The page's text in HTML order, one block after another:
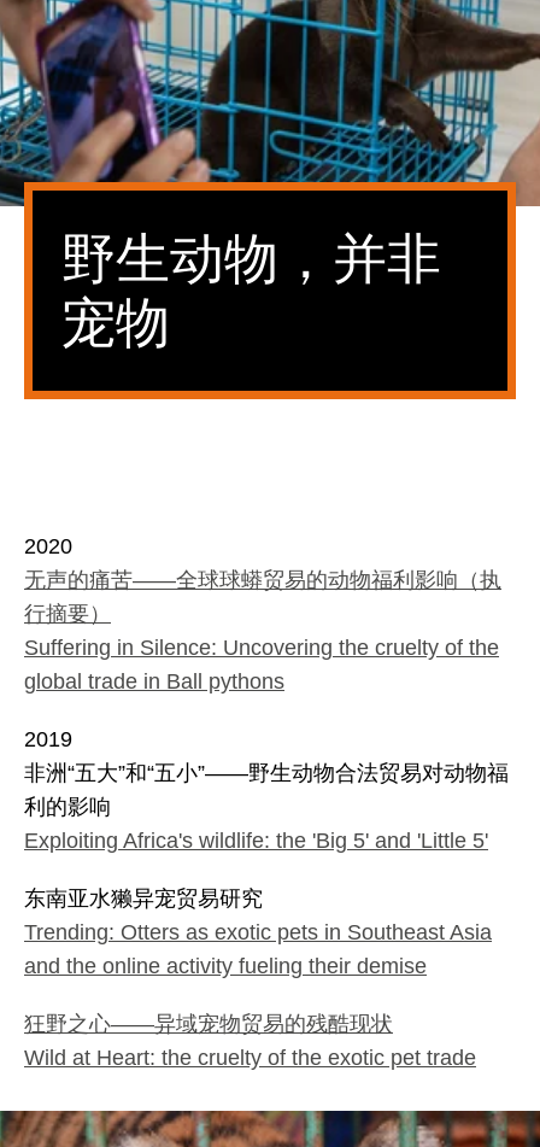
野生动物，并非
宠物
2020
无声的痛苦——全球球蟒贸易的动物福利影响（执
行摘要）
Suffering in Silence: Uncovering the cruelty of the
global trade in Ball pythons
2019
非洲“五大”和“五小”——野生动物合法贸易对动物福
利的影响
Exploiting Africa's wildlife: the 'Big 5' and 'Little 5'
东南亚水獭异宠贸易研究
Trending: Otters as exotic pets in Southeast Asia
and the online activity fueling their demise
狂野之心——异域宠物贸易的残酷现状
Wild at Heart: the cruelty of the exotic pet trade